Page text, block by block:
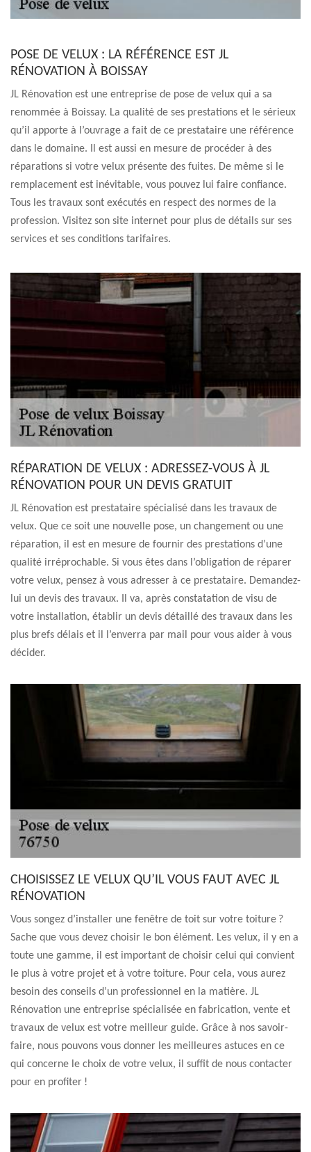
POSE DE VELUX : LA RÉFÉRENCE EST JL
RÉNOVATION À BOISSAY
JL Rénovation est une entreprise de pose de velux qui a sa
renommée à Boissay. La qualité de ses prestations et le sérieux
qu’il apporte à l’ouvrage a fait de ce prestataire une référence
dans le domaine. Il est aussi en mesure de procéder à des
réparations si votre velux présente des fuites. De même si le
remplacement est inévitable, vous pouvez lui faire confiance.
Tous les travaux sont exécutés en respect des normes de la
profession. Visitez son site internet pour plus de détails sur ses
services et ses conditions tarifaires.
RÉPARATION DE VELUX : ADRESSEZ-VOUS À JL
RÉNOVATION POUR UN DEVIS GRATUIT
JL Rénovation est prestataire spécialisé dans les travaux de
velux. Que ce soit une nouvelle pose, un changement ou une
réparation, il est en mesure de fournir des prestations d’une
qualité irréprochable. Si vous êtes dans l’obligation de réparer
votre velux, pensez à vous adresser à ce prestataire. Demandez-
lui un devis des travaux. Il va, après constatation de visu de
votre installation, établir un devis détaillé des travaux dans les
plus brefs délais et il l’enverra par mail pour vous aider à vous
décider.
CHOISISSEZ LE VELUX QU’IL VOUS FAUT AVEC JL
RÉNOVATION
Vous songez d’installer une fenêtre de toit sur votre toiture ?
Sache que vous devez choisir le bon élément. Les velux, il y en a
toute une gamme, il est important de choisir celui qui convient
le plus à votre projet et à votre toiture. Pour cela, vous aurez
besoin des conseils d’un professionnel en la matière. JL
Rénovation une entreprise spécialisée en fabrication, vente et
travaux de velux est votre meilleur guide. Grâce à nos savoir-
faire, nous pouvons vous donner les meilleures astuces en ce
qui concerne le choix de votre velux, il suffit de nous contacter
pour en profiter !